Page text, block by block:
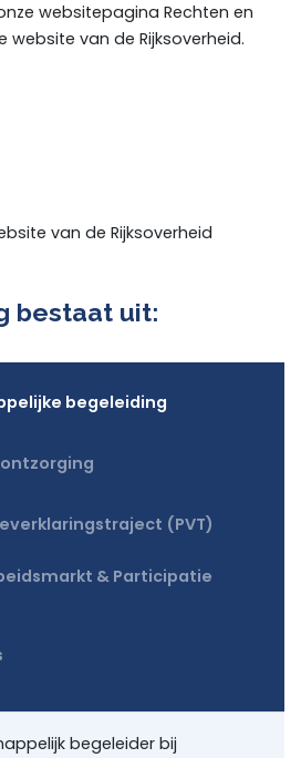
websitepagina Rechten en
van de Rijksoverheid.
van de Rijksoverheid
bestaat uit:
begeleiding
(PVT)
& Participatie
begeleider bij